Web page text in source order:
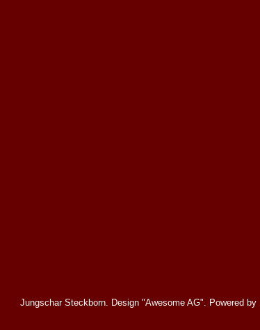
Jungschar Steckborn. Design "Awesome AG". Powered by